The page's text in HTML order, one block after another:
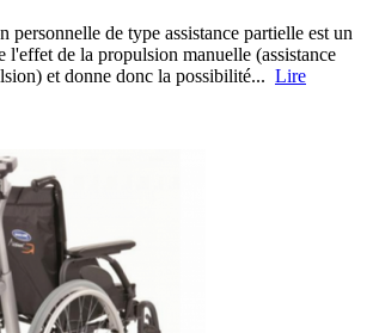
personnelle de type assistance partielle est un
l'effet de la propulsion manuelle (assistance
et donne donc la possibilité... Lire